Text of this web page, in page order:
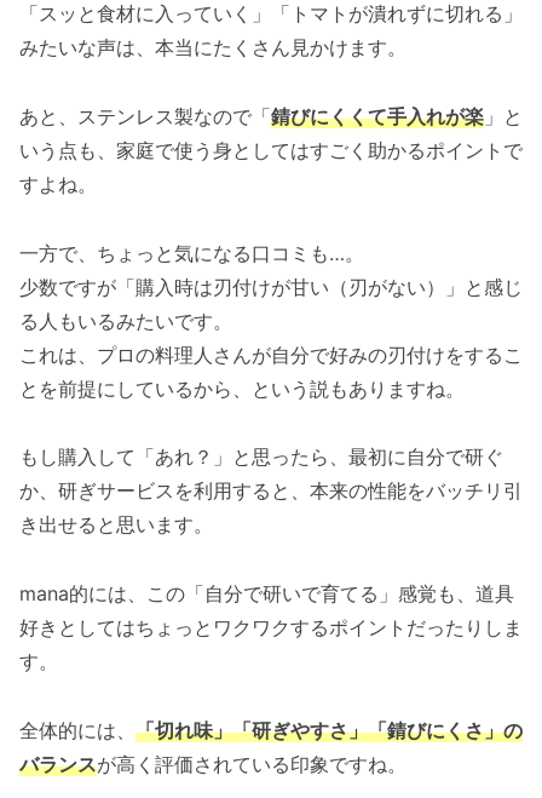
「スッと食材に入っていく」「トマトが潰れずに切れる」
みたいな声は、本当にたくさん見かけます。
あと、ステンレス製なので「錆びにくくて手入れが楽 」と
いう点も、家庭で使う身としてはすごく助かるポイントで
すよね。
一方で、ちょっと気になる口コミも…。
少数ですが「購入時は刃付けが甘い（刃がない）」と感じ
る人もいるみたいです。
これは、プロの料理人さんが自分で好みの刃付けをするこ
とを前提にしているから、という説もありますね。
もし購入して「あれ？」と思ったら、最初に自分で研ぐ
か、研ぎサービスを利用すると、本来の性能をバッチリ引
き出せると思います。
mana的には、この「自分で研いで育てる」感覚も、道具
好きとしてはちょっとワクワクするポイントだったりしま
す。
全体的には、 「切れ味」「研ぎやすさ」「錆びにくさ」の
バランスが高く評価されている印象ですね。